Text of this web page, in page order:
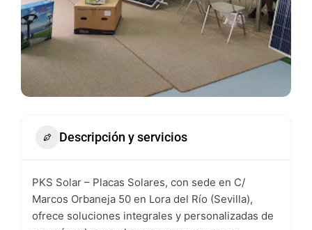
Descripción y servicios
PKS Solar – Placas Solares, con sede en C/
Marcos Orbaneja 50 en Lora del Río (Sevilla),
ofrece soluciones integrales y personalizadas de